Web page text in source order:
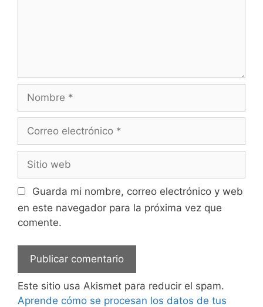
Nombre
Correo
Sitio
web
Guarda mi nombre, correo electrónico y web
en este navegador para la próxima vez que
comente.
Este sitio usa Akismet para reducir el spam.
Aprende cómo se procesan los datos de tus